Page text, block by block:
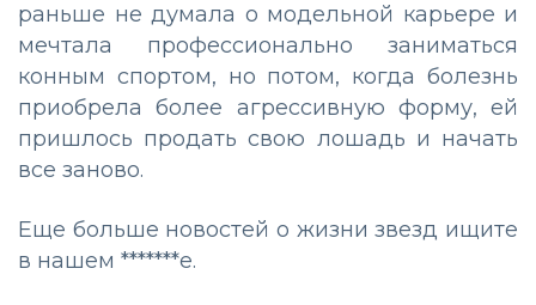
раньше не думала о модельной карьере и
мечтала профессионально заниматься
конным спортом, но потом, когда болезнь
приобрела более агрессивную форму, ей
пришлось продать свою лошадь и начать
все заново.
Еще больше новостей о жизни звезд ищите
в нашем *******е.